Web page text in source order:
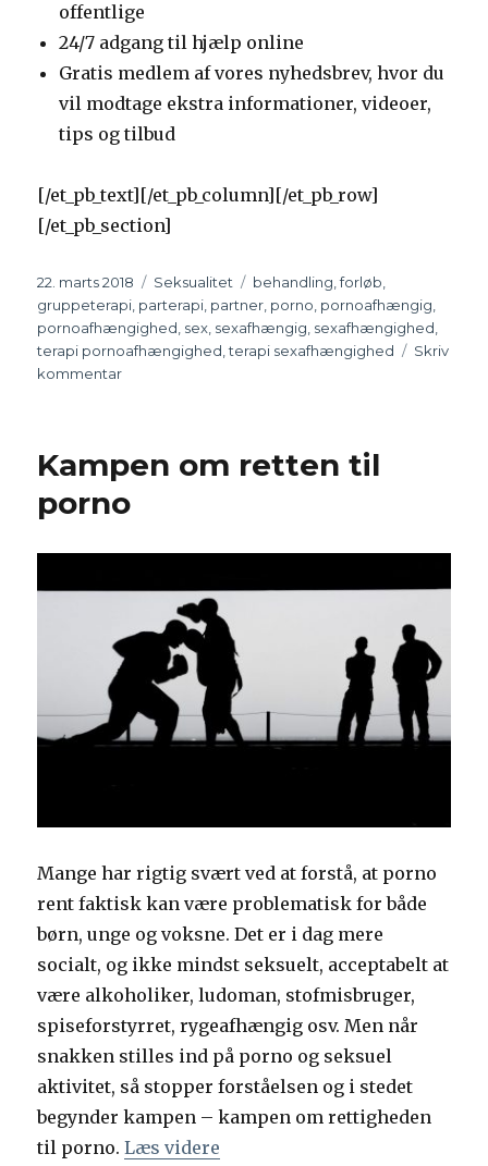
offentlige
24/7 adgang til hjælp online
Gratis medlem af vores nyhedsbrev, hvor du
vil modtage ekstra informationer, videoer,
tips og tilbud
[/et_pb_text][/et_pb_column][/et_pb_row]
[/et_pb_section]
Udgivet
22. marts 2018 Kategorier
Seksualitet Tags
behandling ,forløb
gruppeterapi parterapi partner porno pornoafhængig
pornoafhængighed sex sexafhængig sexafhængighed
terapi pornoafhængighed ,terapi sexafhængighed
Skriv
kommentar
og
Kampen om retten til
porno
Mange har rigtig svært ved at forstå, at porno
rent faktisk kan være problematisk for både
børn, unge og voksne. Det er i dag mere
socialt, og ikke mindst seksuelt, acceptabelt at
være alkoholiker, ludoman, stofmisbruger,
spiseforstyrret, rygeafhængig osv. Men når
snakken stilles ind på porno og seksuel
aktivitet, så stopper forståelsen og i stedet
begynder kampen – kampen om rettigheden
til porno.Læs videre